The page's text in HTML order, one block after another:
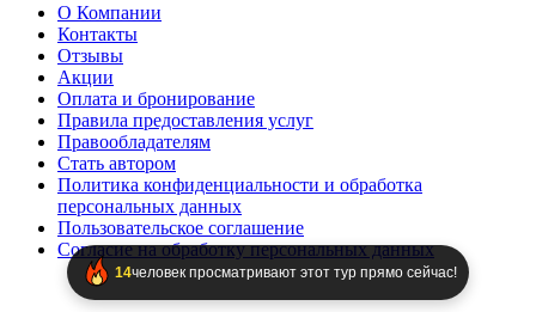
О Компании
Контакты
Отзывы
Акции
Оплата и бронирование
Правила предоставления услуг
Правообладателям
Стать автором
Политика конфиденциальности и обработка
персональных данных
Пользовательское соглашение
Согласие на обработку персональных данных